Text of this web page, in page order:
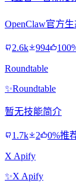
OpenClaw官方
2.6k 994
Roundtable
✨Roundtable
暂无技能简介
1.7k 2 0%推
X Apify
✨X Apify